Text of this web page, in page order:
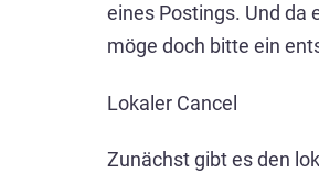
eines Postings. Und da
möge doch bitte ein
Lokaler Cancel
Zunächst gibt es den